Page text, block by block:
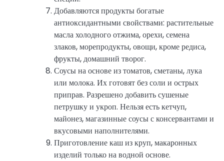
Добавляются продукты богатые
антиоксидантными свойствами: растительные
масла холодного отжима, орехи, семена
злаков, морепродукты, овощи, кроме редиса,
фрукты, домашний творог.
Соусы на основе из томатов, сметаны, лука
или молока. Их готовят без соли и острых
приправ. Разрешено добавить сушеные
петрушку и укроп. Нельзя есть кетчуп,
майонез, магазинные соусы с консервантами и
вкусовыми наполнителями.
Приготовление каш из круп, макаронных
изделий только на водной основе.